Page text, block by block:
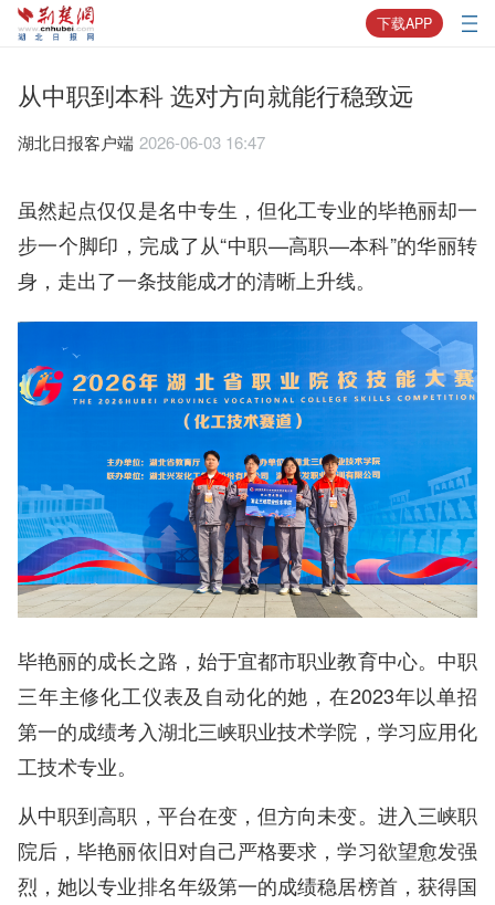
下载APP
从中职到本科 选对方向就能行稳致远
湖北日报客户端 2026-06-03 16:47
虽然起点仅仅是名中专生，但化工专业的毕艳丽却一
步一个脚印，完成了从“中职—高职—本科”的华丽转
身，走出了一条技能成才的清晰上升线。
毕艳丽的成长之路，始于宜都市职业教育中心。中职
三年主修化工仪表及自动化的她，在2023年以单招
第一的成绩考入湖北三峡职业技术学院，学习应用化
工技术专业。
从中职到高职，平台在变，但方向未变。进入三峡职
院后，毕艳丽依旧对自己严格要求，学习欲望愈发强
烈，她以专业排名年级第一的成绩稳居榜首，获得国